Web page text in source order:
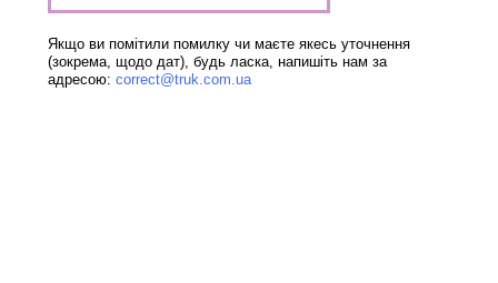
Якщо ви помітили помилку чи маєте якесь уточнення
(зокрема, щодо дат), будь ласка, напишіть нам за
адресою: correct@truk.com.ua